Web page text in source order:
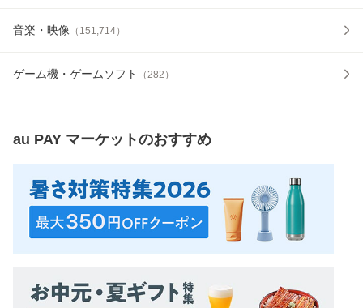
音楽・映像 （ 151,714）
ゲーム機・ゲームソフト （282 ）
au PAY マーケットのおすすめ